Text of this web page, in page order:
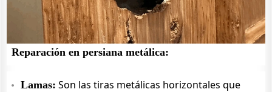
Reparación en persiana metálica:
Lamas: Son las tiras metálicas horizontales que